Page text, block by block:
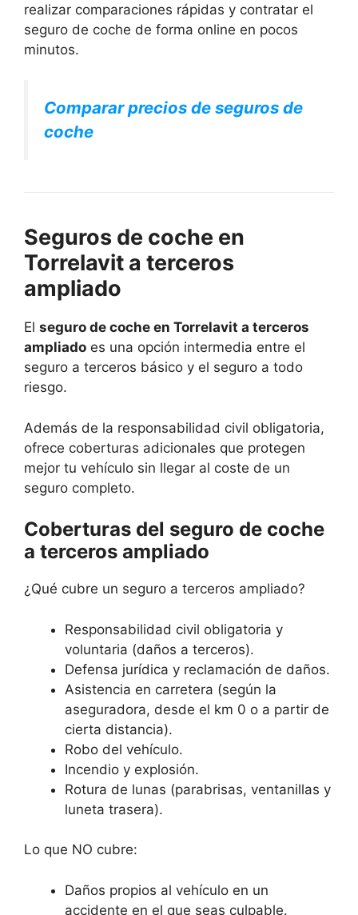
realizar comparaciones rápidas y contratar el
seguro de coche de forma online en pocos
minutos.
Comparar precios de seguros de
coche
Seguros de coche en
Torrelavit a terceros
ampliado
El seguro de coche en Torrelavit a terceros
ampliado es una opción intermedia entre el
seguro a terceros básico y el seguro a todo
riesgo.
Además de la responsabilidad civil obligatoria,
ofrece coberturas adicionales que protegen
mejor tu vehículo sin llegar al coste de un
seguro completo.
Coberturas del seguro de coche
a terceros ampliado
¿Qué cubre un seguro a terceros ampliado?
Responsabilidad civil obligatoria y
voluntaria (daños a terceros).
Defensa jurídica y reclamación de daños.
Asistencia en carretera (según la
aseguradora, desde el km 0 o a partir de
cierta distancia).
Robo del vehículo.
Incendio y explosión.
Rotura de lunas (parabrisas, ventanillas y
luneta trasera).
Lo que NO cubre:
Daños propios al vehículo en un
accidente en el que seas culpable.